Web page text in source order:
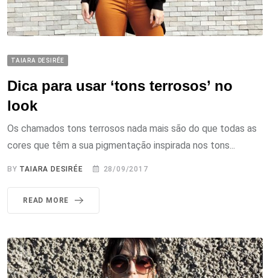
TAIARA DESIRÉE
Dica para usar ‘tons terrosos’ no
look
Os chamados tons terrosos nada mais são do que todas as
cores que têm a sua pigmentação inspirada nos tons...
BY TAIARA DESIRÉE 28/09/2017
READ MORE